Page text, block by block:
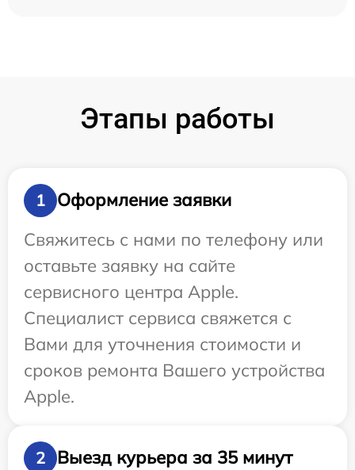
Этапы работы
1
Оформление заявки
Свяжитесь с нами по телефону или
оставьте заявку на сайте
сервисного центра Apple.
Специалист сервиса свяжется с
Вами для уточнения стоимости и
сроков ремонта Вашего устройства
Apple.
2
Выезд курьера за 35 минут